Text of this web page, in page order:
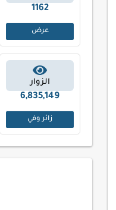
1259
عرض
الزوار
6,835,149
زائر وفي